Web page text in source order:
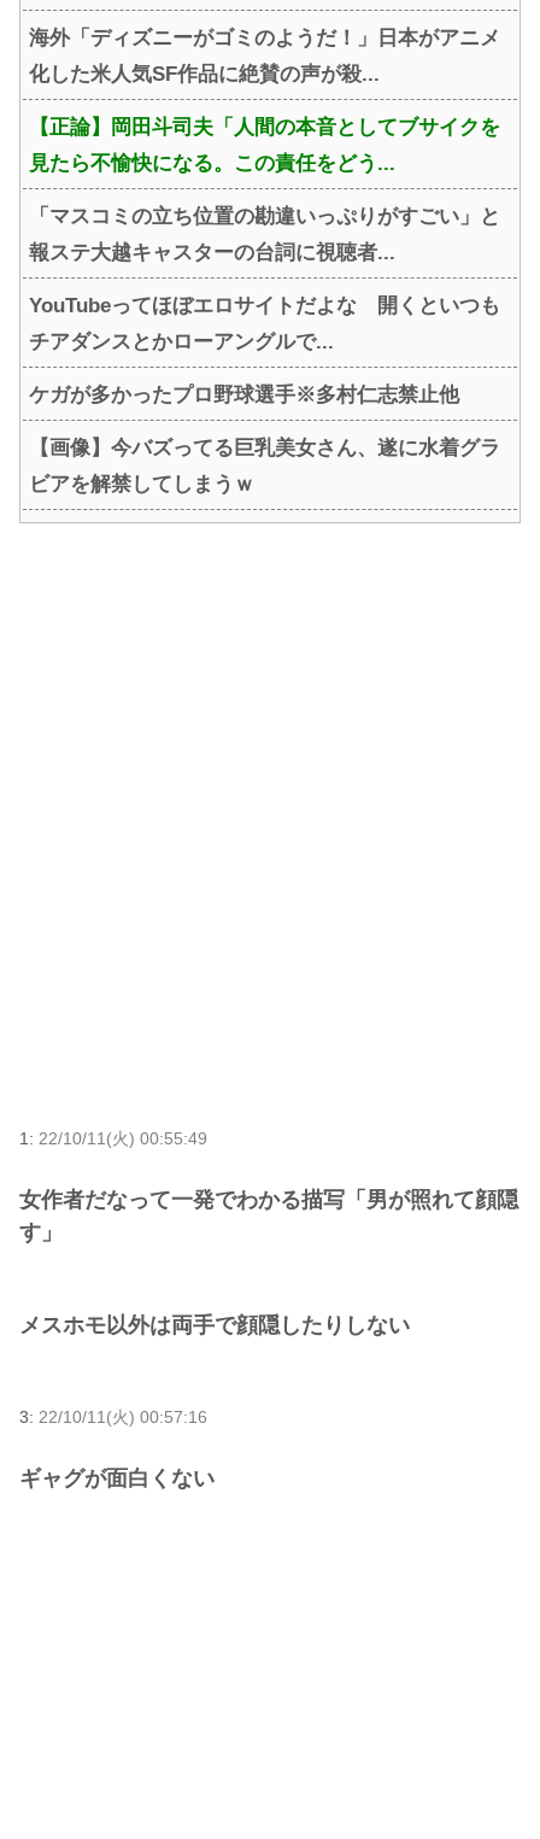
海外「ディズニーがゴミのようだ！」日本がアニメ
化した米人気SF作品に絶賛の声が殺...
【正論】岡田斗司夫「人間の本音としてブサイクを
見たら不愉快になる。この責任をどう...
「マスコミの立ち位置の勘違いっぷりがすごい」と
報ステ大越キャスターの台詞に視聴者...
YouTubeってほぼエロサイトだよな 開くといつも
チアダンスとかローアングルで...
ケガが多かったプロ野球選手※多村仁志禁止他
【画像】今バズってる巨乳美女さん、遂に水着グラ
ビアを解禁してしまうｗ
1: 22/10/11(火) 00:55:49
女作者だなって一発でわかる描写「男が照れて顔隠
す」
メスホモ以外は両手で顔隠したりしない
3: 22/10/11(火) 00:57:16
ギャグが面白くない